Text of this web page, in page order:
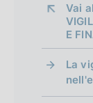
Vai
E
La